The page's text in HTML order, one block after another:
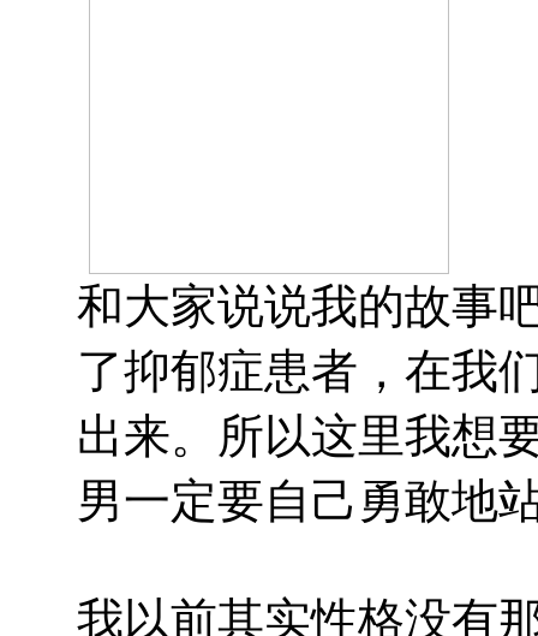
和大家说说我的故事
了抑郁症患者，在我
出来。所以这里我想
男一定要自己勇敢地
我以前其实性格没有